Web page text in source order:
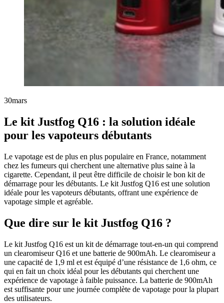
30mars
Le kit Justfog Q16 : la solution idéale
pour les vapoteurs débutants
Le vapotage est de plus en plus populaire en France, notamment
chez les fumeurs qui cherchent une alternative plus saine à la
cigarette. Cependant, il peut être difficile de choisir le bon kit de
démarrage pour les débutants. Le kit Justfog Q16 est une solution
idéale pour les vapoteurs débutants, offrant une expérience de
vapotage simple et agréable.
Que dire sur le kit Justfog Q16 ?
Le kit Justfog Q16 est un kit de démarrage tout-en-un qui comprend
un clearomiseur Q16 et une batterie de 900mAh. Le clearomiseur a
une capacité de 1,9 ml et est équipé d’une résistance de 1,6 ohm, ce
qui en fait un choix idéal pour les débutants qui cherchent une
expérience de vapotage à faible puissance. La batterie de 900mAh
est suffisante pour une journée complète de vapotage pour la plupart
des utilisateurs.